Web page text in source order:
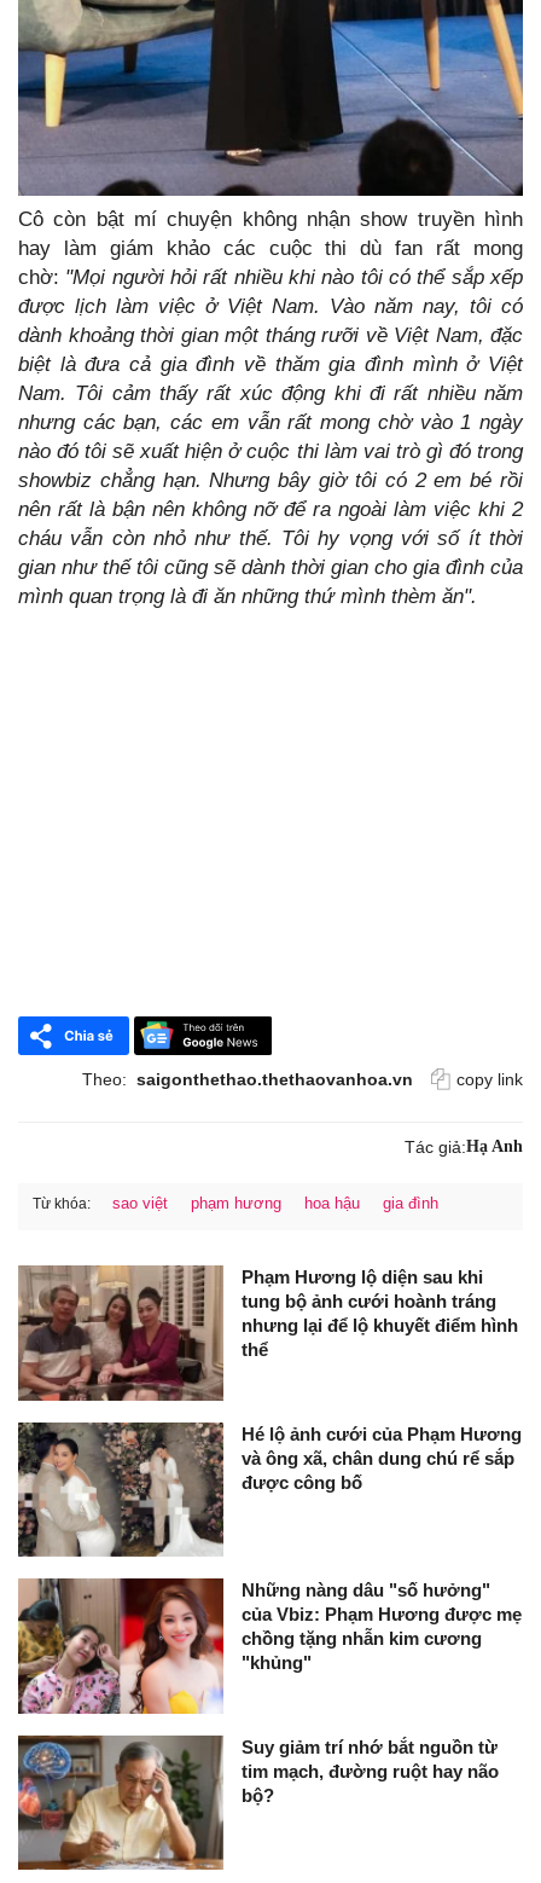
Cô còn bật mí chuyện không nhận show truyền hình
hay làm giám khảo các cuộc thi dù fan rất mong
chờ: "Mọi người hỏi rất nhiều khi nào tôi có thể sắp xếp
được lịch làm việc ở Việt Nam. Vào năm nay, tôi có
dành khoảng thời gian một tháng rưỡi về Việt Nam, đặc
biệt là đưa cả gia đình về thăm gia đình mình ở Việt
Nam. Tôi cảm thấy rất xúc động khi đi rất nhiều năm
nhưng các bạn, các em vẫn rất mong chờ vào 1 ngày
nào đó tôi sẽ xuất hiện ở cuộc thi làm vai trò gì đó trong
showbiz chẳng hạn. Nhưng bây giờ tôi có 2 em bé rồi
nên rất là bận nên không nỡ để ra ngoài làm việc khi 2
cháu vẫn còn nhỏ như thế. Tôi hy vọng với số ít thời
gian như thế tôi cũng sẽ dành thời gian cho gia đình của
mình quan trọng là đi ăn những thứ mình thèm ăn".
Theo: saigonthethao.thethaovanhoa.vn copy link
Tác giả:Hạ Anh
Từ khóa: sao việt phạm hương hoa hậu gia đình
Phạm Hương lộ diện sau khi
tung bộ ảnh cưới hoành tráng
nhưng lại để lộ khuyết điểm hình
thể
Hé lộ ảnh cưới của Phạm Hương
và ông xã, chân dung chú rể sắp
được công bố
Những nàng dâu "số hưởng"
của Vbiz: Phạm Hương được mẹ
chồng tặng nhẫn kim cương
"khủng"
Suy giảm trí nhớ bắt nguồn từ
tim mạch, đường ruột hay não
bộ?